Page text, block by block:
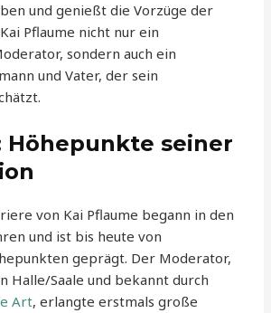
und genießt die Vorzüge der
Pflaume nicht nur ein
sondern auch ein
und Vater, der sein
Höhepunkte seiner
von Kai Pflaume begann in den
und ist bis heute von
geprägt. Der Moderator,
Halle/Saale und bekannt durch
Art, erlangte erstmals große